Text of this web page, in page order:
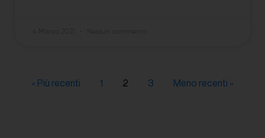
« Più recenti 1 2 3 Meno recenti »